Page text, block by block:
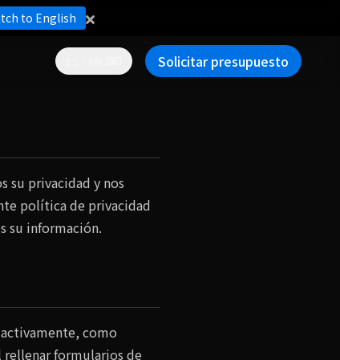
Solicitar presupuesto
to English
su privacidad y nos
política de privacidad
su información.
como
formularios de